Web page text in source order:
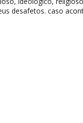
desafetos. caso